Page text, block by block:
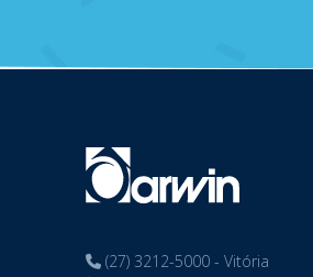
(27) 3212-5000 - Vitória